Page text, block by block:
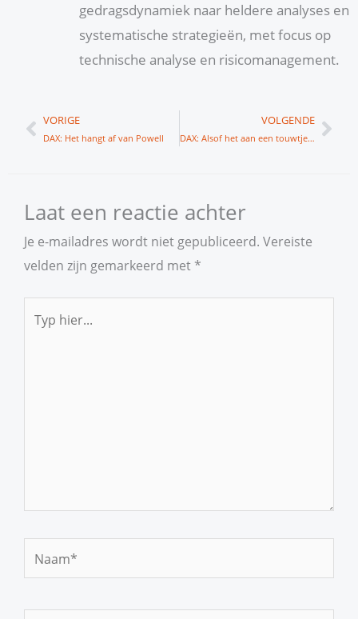
gedragsdynamiek naar heldere analyses en
systematische strategieën, met focus op
technische analyse en risicomanagement.
Vorige
VORIGE
DAX: Het hangt af van Powell
VOLGENDE
DAX: Alsof het aan een touwtje trekt
Laat een reactie achter
Je e-mailadres wordt niet gepubliceerd. Vereiste
velden zijn gemarkeerd met *
hier...